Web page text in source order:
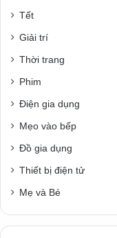
Tết
Giải trí
Thời trang
Phim
Điện gia dụng
Mẹo vào bếp
Đồ gia dụng
Thiết bị điện tử
Mẹ và Bé